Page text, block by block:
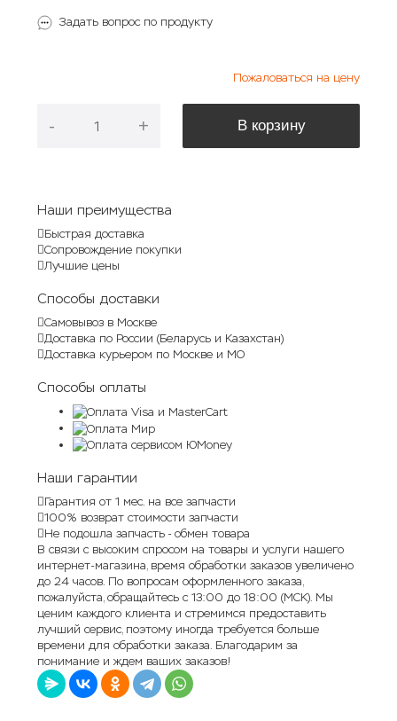
Задать вопрос по продукту
Пожаловаться на цену
- + В корзину
Наши преимущества
Быстрая доставка
Сопровождение покупки
Лучшие цены
Способы доставки
Самовывоз в Москве
Доставка по России (Беларусь и Казахстан)
Доставка курьером по Москве и МО
Способы оплаты
Наши гарантии
Гарантия от 1 мес. на все запчасти
100% возврат стоимости запчасти
Не подошла запчасть - обмен товара
В связи с высоким спросом на товары и услуги нашего
интернет-магазина, время обработки заказов увеличено
до 24 часов. По вопросам оформленного заказа,
пожалуйста, обращайтесь с 13:00 до 18:00 (МСК). Мы
ценим каждого клиента и стремимся предоставить
лучший сервис, поэтому иногда требуется больше
времени для обработки заказа. Благодарим за
понимание и ждем ваших заказов!